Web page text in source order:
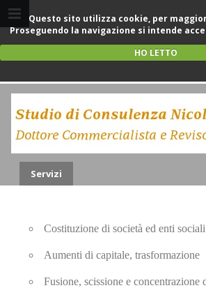
Questo sito utilizza cookie, per
Proseguendo la navigazione si intende
HO LETTO
Operazioni
Servizi
Costituzione di società ed enti sociali
Aumenti di capitale, trasformazione
Fusione, scissione e concentrazione